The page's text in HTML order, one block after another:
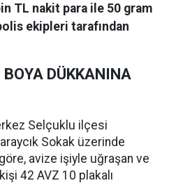
TL nakit para ile 50 gram
ekipleri tarafından
DÜKKANINA
Selçuklu ilçesi
Sokak üzerinde
avize işiyle uğraşan ve
42 AVZ 10 plakalı